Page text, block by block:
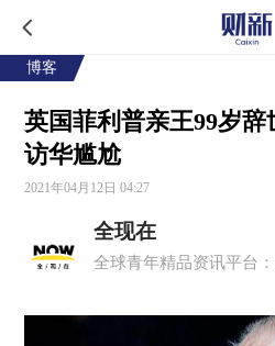
博客
英国菲利普亲王99岁
访华尴尬
2021年04月12日 04:27
全现在